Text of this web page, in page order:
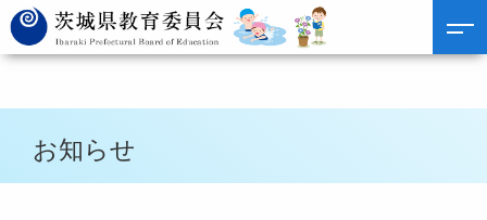
お知らせ